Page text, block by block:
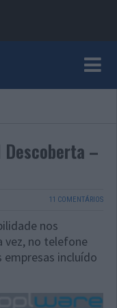
Descoberta –
11 COMENTÁRIOS
nos
vez, no telefone
empresas incluído